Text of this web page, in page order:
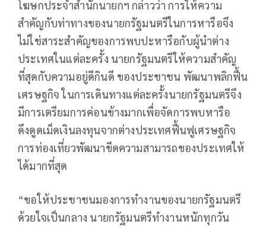
โฆษกประจำสำนักนายกฯ กล่าวว่า การให้ความ
สำคัญกับท่าทางของนายกรัฐมนตรีในการหารือจึง
ไม่ใช่สาระสำคัญของการพบปะหารือกับผู้นำต่าง
ประเทศในแต่ละครั้ง นายกรัฐมนตรีให้ความสำคัญ
ที่สุดกับความอยู่ดีกินดี ของประชาชน พัฒนาพลิกฟื้น
เศรษฐกิจ ในการเดินทางแต่ละครั้งนายกรัฐมนตรีจึง
มีการเตรียมการค่อนข้างมากเพื่อจัดการพบหารือ
ดึงดูดเม็ดเงินลงทุนจากต่างประเทศฟื้นฟูเศรษฐกิจ
การท่องเที่ยวพัฒนาขีดความสามารถของประเทศให้
ได้มากที่สุด
“ขอให้ประชาชนมองการทำงานของนายกรัฐมนตรี
ด้วยใจเป็นกลาง นายกรัฐมนตรีทำงานหนักทุกวัน